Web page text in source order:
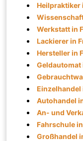
Heilpraktiker
Werkstatt in
Lackierer in
Hersteller in
Autohandel
An- und
Fahrschule
Großhandel